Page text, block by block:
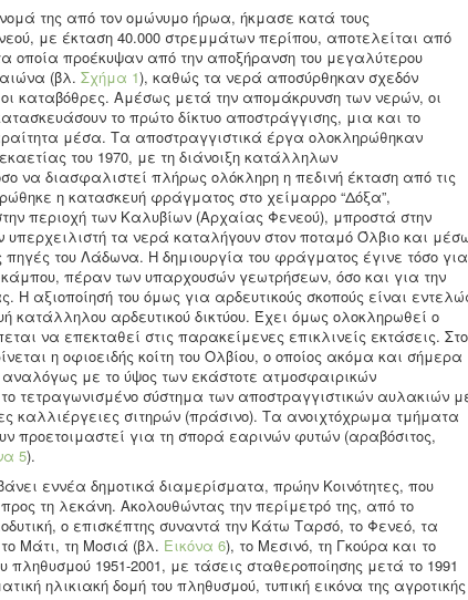
της από τον ομώνυμο ήρωα, ήκμασε κατά τους
με έκταση 40.000 στρεμμάτων περίπου, αποτελείται από
οποία προέκυψαν από την αποξήρανση του μεγαλύτερου
(βλ. Σχήμα 1), καθώς τα νερά αποσύρθηκαν σχεδόν
καταβόθρες. Αμέσως μετά την απομάκρυνση των νερών, οι
το πρώτο δίκτυο αποστράγγισης, μια και το
μέσα. Τα αποστραγγιστικά έργα ολοκληρώθηκαν
του 1970, με τη διάνοιξη κατάλληλων
να διασφαλιστεί πλήρως ολόκληρη η πεδινή έκταση από τις
η κατασκευή φράγματος στο χείμαρρο “Δόξα”,
περιοχή των Καλυβίων (Αρχαίας Φενεού), μπροστά στην
υπερχειλιστή τα νερά καταλήγουν στον ποταμό Όλβιο και
του Λάδωνα. Η δημιουργία του φράγματος έγινε τόσο για
πέραν των υπαρχουσών γεωτρήσεων, όσο και για την
Η αξιοποίησή του όμως για αρδευτικούς σκοπούς είναι
κατάλληλου αρδευτικού δικτύου. Έχει όμως ολοκληρωθεί ο
να επεκταθεί στις παρακείμενες επικλινείς εκτάσεις. Στο
η οφιοειδής κοίτη του Ολβίου, ο οποίος ακόμα και σήμερα
αναλόγως με το ύψος των εκάστοτε ατμοσφαιρικών
τετραγωνισμένο σύστημα των αποστραγγιστικών αυλακιών
καλλιέργειες σιτηρών (πράσινο). Τα ανοιχτόχρωμα τμήματα
προετοιμαστεί για τη σπορά εαρινών φυτών (αραβόσιτος,
5).
εννέα δημοτικά διαμερίσματα, πρώην Κοινότητες, που
τη λεκάνη. Ακολουθώντας την περίμετρό της, από το
ο επισκέπτης συναντά την Κάτω Ταρσό, το Φενεό, τα
Μάτι, τη Μοσιά (βλ. Εικόνα 6), το Μεσινό, τη Γκούρα και το
πληθυσμού 1951-2001, με τάσεις σταθεροποίησης μετά το 1991
ηλικιακή δομή του πληθυσμού, τυπική εικόνα της αγροτικής